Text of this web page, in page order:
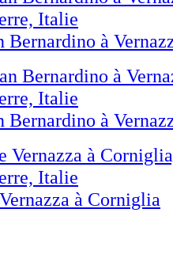
Bernardino à
Bernardino à
à Corniglia